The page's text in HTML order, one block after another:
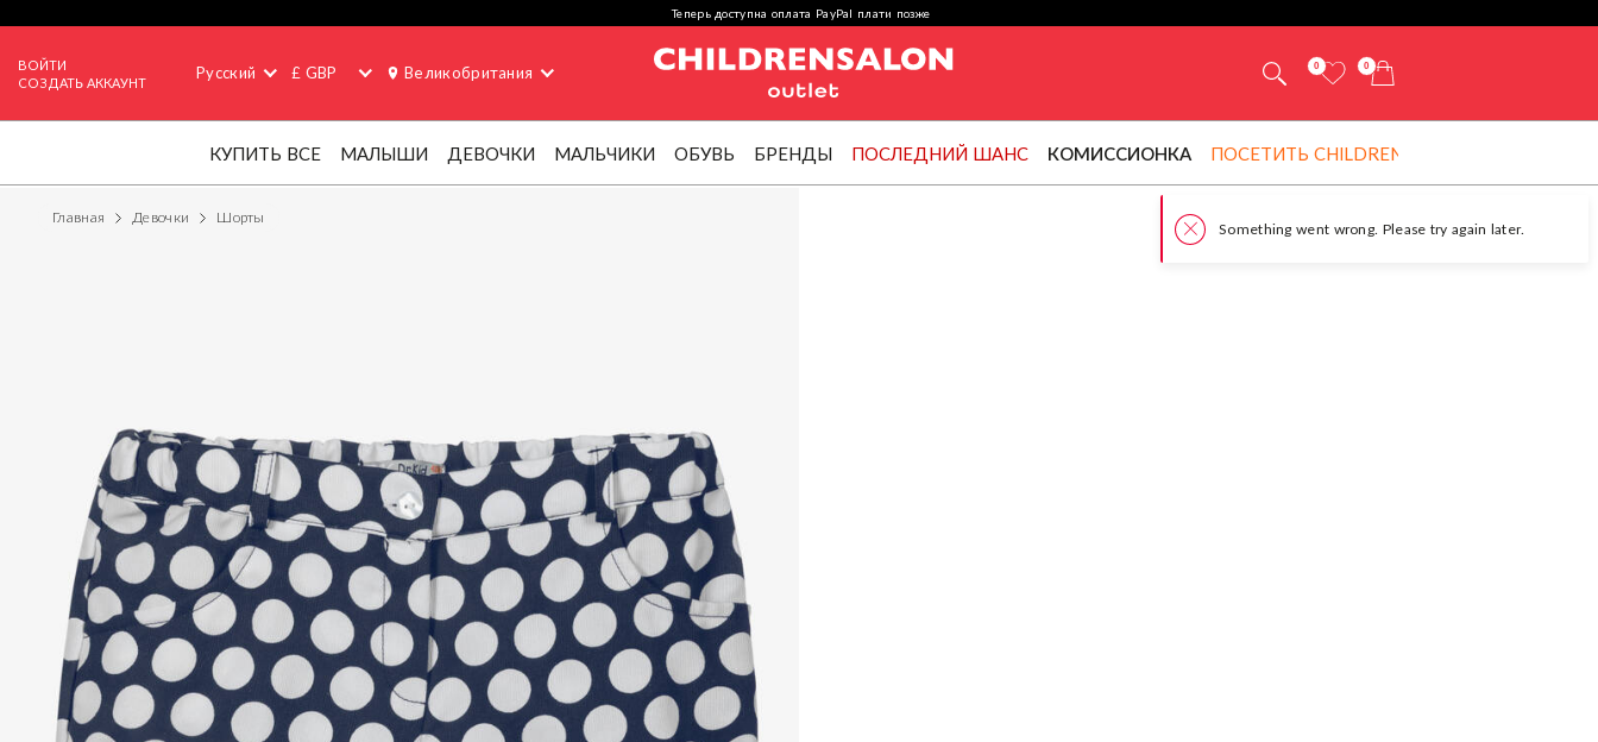
Теперь доступна оплата PayPal плати позже
ВОЙТИ
СОЗДАТЬ АККАУНТ
Русский £ GBP Великобритания 0 0
КУПИТЬ ВСЕ МАЛЫШИ ДЕВОЧКИ МАЛЬЧИКИ ОБУВЬ БРЕНДЫ ПОСЛЕДНИЙ ШАНС КОМИССИОНКА ПОСЕТИТЬ CHILDRENSALON
Главная Девочки Шорты